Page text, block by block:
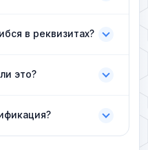
в реквизитах?
это?